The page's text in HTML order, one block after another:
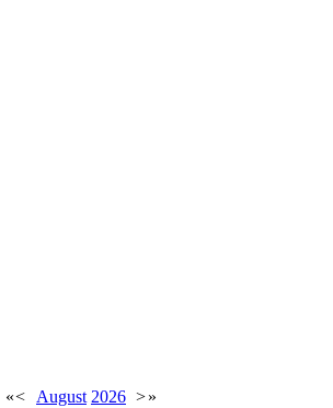
«< August 2026 >»